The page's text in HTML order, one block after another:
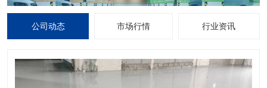
公司动态 市场行情 行业资讯